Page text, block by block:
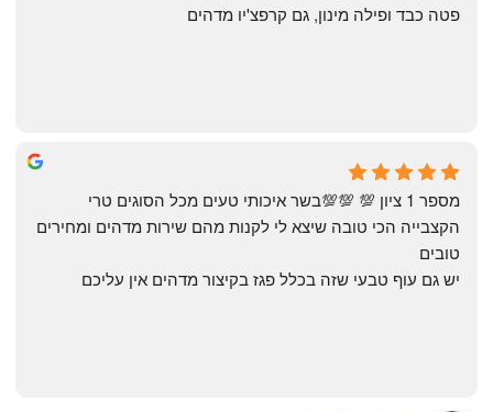
The Artechology
a year ago
פטה כבד ופילה מינון, גם קרפצ'יו מדהים
טובים
יש גם עוף טבעי שזה בכלל פגז בקיצור מדהים אין עליכם